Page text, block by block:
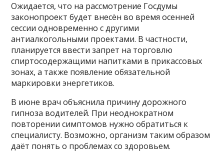
Ожидается, что на рассмотрение Госдумы
законопроект будет внесён во время осенней
сессии одновременно с другими
антиалкогольными проектами. В частности,
планируется ввести запрет на торговлю
спиртосодержащими напитками в прикассовых
зонах, а также появление обязательной
маркировки энергетиков.
В июне врач объяснила причину дорожного
гипноза водителей. При неоднократном
повторении симптомов нужно обратиться к
специалисту. Возможно, организм таким образом
даёт понять о проблемах со здоровьем.